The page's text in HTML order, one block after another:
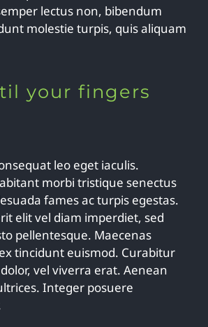
lectus non, bibendum
molestie turpis, quis aliquam
your fingers
leo eget iaculis.
morbi tristique senectus
fames ac turpis egestas.
elit vel diam imperdiet, sed
pellentesque. Maecenas
tincidunt euismod. Curabitur
vel viverra erat. Aenean
Integer posuere